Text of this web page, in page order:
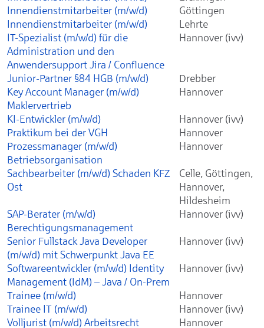
Innendienstmitarbeiter (m/w/d)
Göttingen
Innendienstmitarbeiter (m/w/d)
Lehrte
IT-Spezialist (m/w/d) für die
Administration und den
Anwendersupport Jira / Confluence
Hannover (ivv)
Junior-Partner §84 HGB (m/w/d)
Drebber
Key Account Manager (m/w/d)
Maklervertrieb
Hannover
KI-Entwickler (m/w/d)
Hannover (ivv)
Praktikum bei der VGH
Hannover
Prozessmanager (m/w/d)
Betriebsorganisation
Hannover
Sachbearbeiter (m/w/d) Schaden KFZ
Ost
Celle, Göttingen,
Hannover,
Hildesheim
SAP-Berater (m/w/d)
Berechtigungsmanagement
Hannover (ivv)
Senior Fullstack Java Developer
(m/w/d) mit Schwerpunkt Java EE
Hannover (ivv)
Softwareentwickler (m/w/d) Identity
Management (IdM) – Java / On-Prem
Hannover (ivv)
Trainee (m/w/d)
Hannover
Trainee IT (m/w/d)
Hannover (ivv)
Volljurist (m/w/d) Arbeitsrecht
Hannover